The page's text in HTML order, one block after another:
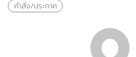
คำสั่ง/ประกาศ